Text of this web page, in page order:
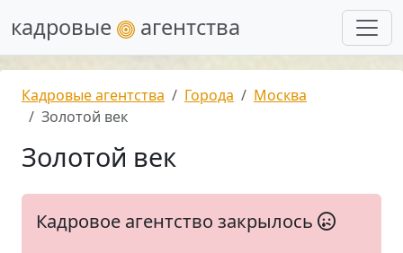
кадровые агентства
Кадровые агентства Города
Москва
Золотой век
Золотой век
Кадровое агентство закрылось